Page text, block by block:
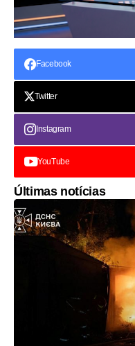
Facebook
Twitter
Instagram
YouTube
Últimas notícias